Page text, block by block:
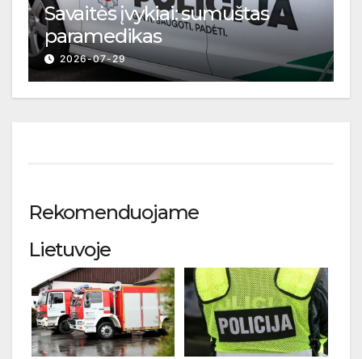
Savaitės įvykiai: sumuštas
paramedikas
2026-07-29
Rekomenduojame
Lietuvoje